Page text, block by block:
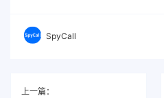
SpyCall
上一篇：